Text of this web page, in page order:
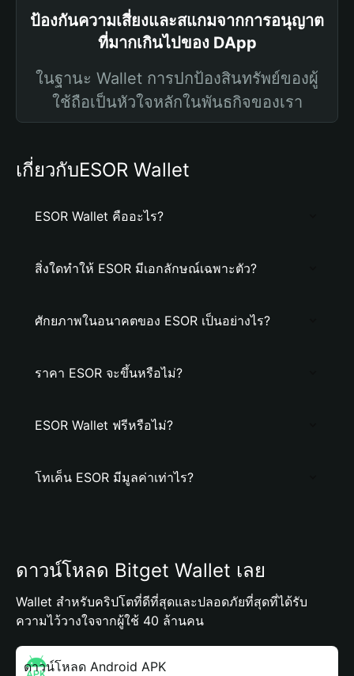
ป้องกันความเสี่ยงและสแกมจากการอนุญาต
ที่มากเกินไปของ DApp
ในฐานะ Wallet การปกป้องสินทรัพย์ของผู้
ใช้ถือเป็นหัวใจหลักในพันธกิจของเรา
เกี่ยวกับESOR Wallet
ESOR Wallet คืออะไร?
สิ่งใดทำให้ ESOR มีเอกลักษณ์เฉพาะตัว?
ศักยภาพในอนาคตของ ESOR เป็นอย่างไร?
ราคา ESOR จะขึ้นหรือไม่?
ESOR Wallet ฟรีหรือไม่?
โทเค็น ESOR มีมูลค่าเท่าไร?
ดาวน์โหลด Bitget Wallet เลย
Wallet สำหรับคริปโตที่ดีที่สุดและปลอดภัยที่สุดที่ได้รับ
ความไว้วางใจจากผู้ใช้ 40 ล้านคน
ดาวน์โหลด Android APK